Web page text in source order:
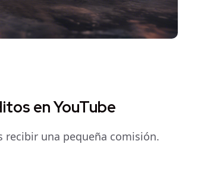
en YouTube
recibir una pequeña comisión.